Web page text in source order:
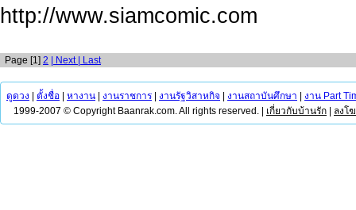
http://www.siamcomic.com
Page [1] 2 | Next | Last
ดูดวง ตั้งชื่อ หางาน งานราชการ งานรัฐวิสาหกิจ งานสถาบันศึกษา
งาน Part
1999-2007 © Copyright Baanrak.com. All rights reserved. | เกี่ยวกับบ้านรัก ลงโ